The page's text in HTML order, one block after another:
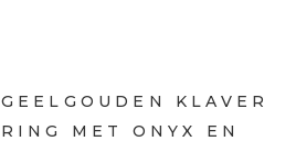
GEELGOUDEN KLAVER
RING MET ONYX EN